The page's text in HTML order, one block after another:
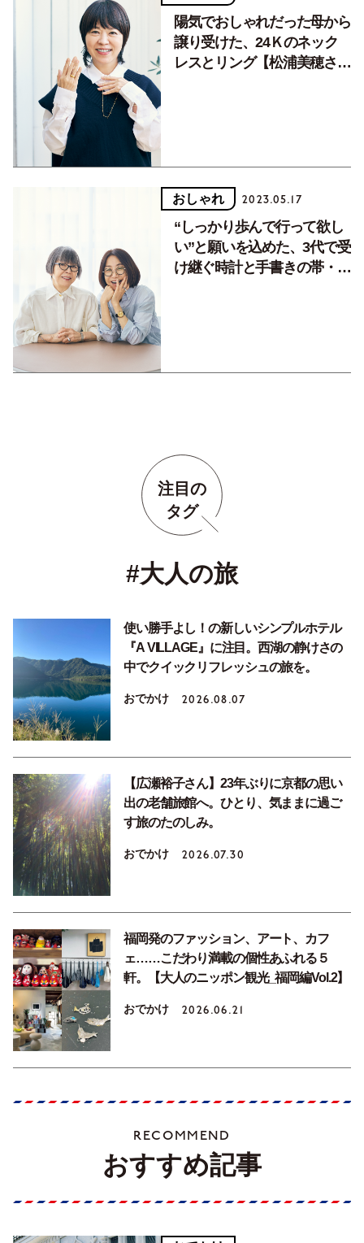
陽気でおしゃれだった母から
譲り受けた、24Ｋのネック
レスとリング【松浦美穂さん
おしゃれ 2023.05.17
“しっかり歩んで行って欲し
い”と願いを込めた、3代で受
け継ぐ時計と手書きの帯・帯
注目の
タグ
#大人の旅
使い勝手よし！の新しいシンプルホテル
『A VILLAGE』に注目。西湖の静けさの
中でクイックリフレッシュの旅を。
おでかけ 2026.08.07
【広瀬裕子さん】23年ぶりに京都の思い
出の老舗旅館へ。ひとり、気ままに過ご
す旅のたのしみ。
おでかけ 2026.07.30
福岡発のファッション、アート、カフ
ェ……こだわり満載の個性あふれる５
軒。【大人のニッポン観光_福岡編Vol.2】
おでかけ 2026.06.21
RECOMMEND
おすすめ記事